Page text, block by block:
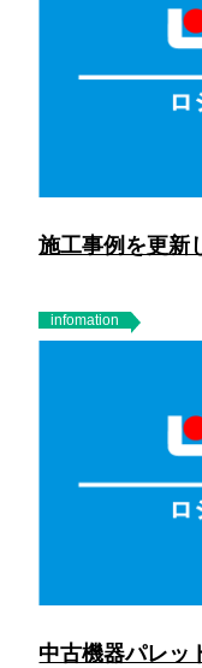
施工事例を更新
infomation
中古機器パレッ